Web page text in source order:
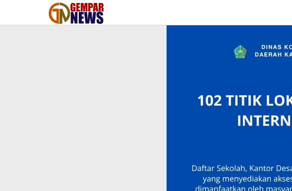
konten